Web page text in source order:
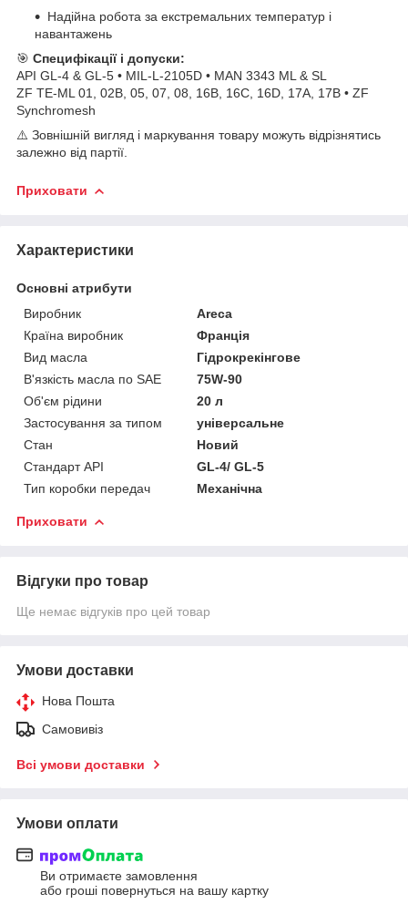
Надійна робота за екстремальних температур і
навантажень
🎯 Специфікації і допуски:
API GL-4 & GL-5 • MIL-L-2105D • MAN 3343 ML & SL
ZF TE-ML 01, 02B, 05, 07, 08, 16B, 16C, 16D, 17A, 17B • ZF
Synchromesh
⚠️ Зовнішній вигляд і маркування товару можуть відрізнятись
залежно від партії.
Приховати
Характеристики
Основні атрибути
Виробник
Areca
Країна виробник
Франція
Вид масла
Гідрокрекінгове
В'язкість масла по SAE
75W-90
Об'єм рідини
20 л
Застосування за типом
універсальне
Стан
Новий
Стандарт API
GL-4/ GL-5
Тип коробки передач
Механічна
Приховати
Відгуки про товар
Ще немає відгуків про цей товар
Умови доставки
Нова Пошта
Самовивіз
Всі умови доставки
Умови оплати
Ви отримаєте замовлення
або гроші повернуться на вашу картку